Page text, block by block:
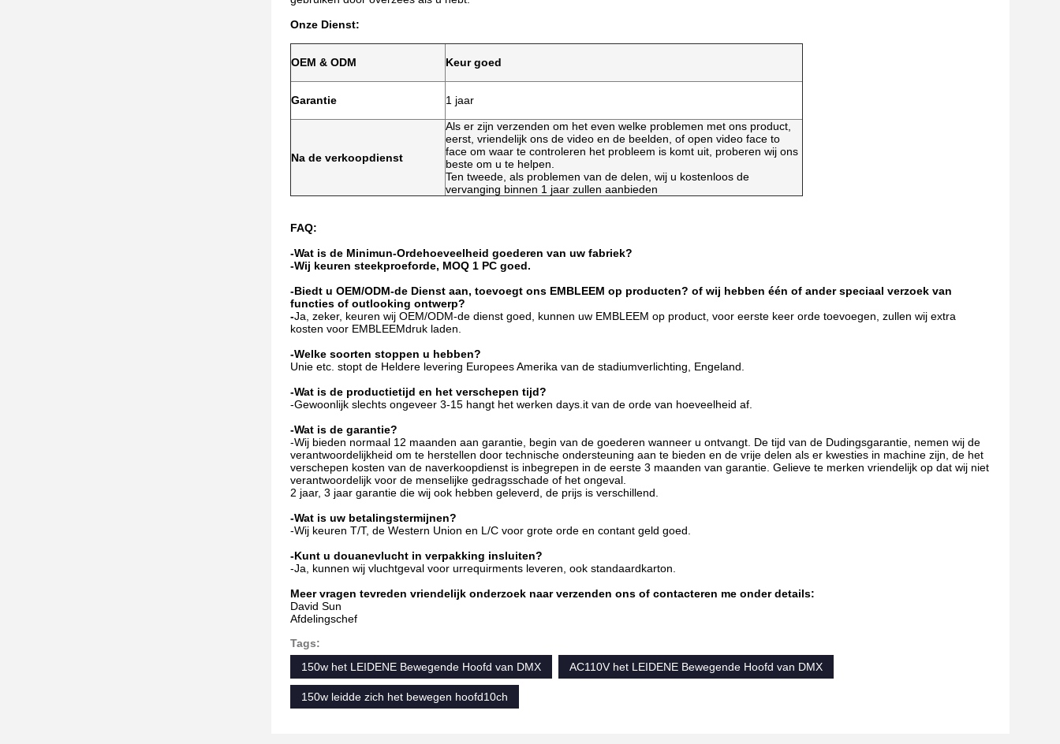
Onze Dienst:
OEM & ODM Keur goed
Garantie 1 jaar
Na de verkoopdienst
Als er zijn verzenden om het even welke problemen met ons product,
eerst, vriendelijk ons de video en de beelden, of open video face to
face om waar te controleren het probleem is komt uit, proberen wij ons
beste om u te helpen.
Ten tweede, als problemen van de delen, wij u kostenloos de
vervanging binnen 1 jaar zullen aanbieden
FAQ:
-Wat is de Minimun-Ordehoeveelheid goederen van uw fabriek?
-Wij keuren steekproeforde, MOQ 1 PC goed.
-Biedt u OEM/ODM-de Dienst aan, toevoegt ons EMBLEEM op producten? of wij hebben één of ander speciaal verzoek van
functies of outlooking ontwerp?
-Ja, zeker, keuren wij OEM/ODM-de dienst goed, kunnen uw EMBLEEM op product, voor eerste keer orde toevoegen, zullen wij extra
kosten voor EMBLEEMdruk laden.
-Welke soorten stoppen u hebben?
Unie etc. stopt de Heldere levering Europees Amerika van de stadiumverlichting, Engeland.
-Wat is de productietijd en het verschepen tijd?
-Gewoonlijk slechts ongeveer 3-15 hangt het werken days.it van de orde van hoeveelheid af.
-Wat is de garantie?
-Wij bieden normaal 12 maanden aan garantie, begin van de goederen wanneer u ontvangt. De tijd van de Dudingsgarantie, nemen wij de
verantwoordelijkheid om te herstellen door technische ondersteuning aan te bieden en de vrije delen als er kwesties in machine zijn, de het
verschepen kosten van de naverkoopdienst is inbegrepen in de eerste 3 maanden van garantie. Gelieve te merken vriendelijk op dat wij niet
verantwoordelijk voor de menselijke gedragsschade of het ongeval.
2 jaar, 3 jaar garantie die wij ook hebben geleverd, de prijs is verschillend.
-Wat is uw betalingstermijnen?
-Wij keuren T/T, de Western Union en L/C voor grote orde en contant geld goed.
-Kunt u douanevlucht in verpakking insluiten?
-Ja, kunnen wij vluchtgeval voor urrequirments leveren, ook standaardkarton.
Meer vragen tevreden vriendelijk onderzoek naar verzenden ons of contacteren me onder details:
David Sun
Afdelingschef
Tags:
150w het LEIDENE Bewegende Hoofd van DMX
AC110V het LEIDENE Bewegende Hoofd van DMX
150w leidde zich het bewegen hoofd10ch